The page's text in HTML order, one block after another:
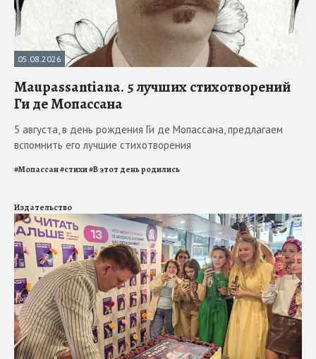
05.08.2026
Maupassantiana. 5 лучших стихотворений
Ги де Мопассана
5 августа, в день рождения Ги де Мопассана, предлагаем
вспомнить его лучшие стихотворения
#Мопассан#стихи#В этот день родились
Издательство